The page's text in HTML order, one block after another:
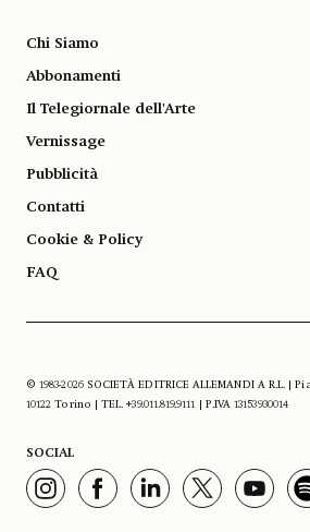
Chi Siamo
Abbonamenti
Il Telegiornale dell'Arte
Vernissage
Pubblicità
Contatti
Cookie & Policy
FAQ
© 1983-2026 SOCIETÀ EDITRICE ALLEMANDI A R.L. |
10122 Torino | TEL. +39.011.819.9111 | P.IVA 13153930014
SOCIAL